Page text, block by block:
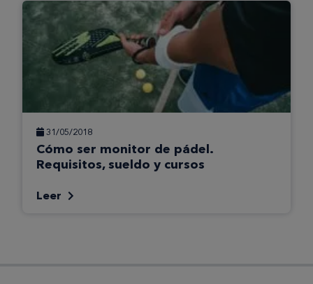
31/05/2018
Cómo ser monitor de pádel.
Requisitos, sueldo y cursos
Leer